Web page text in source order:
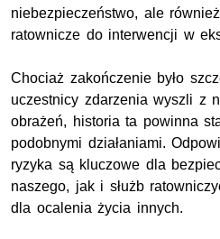
niebezpieczeństwo, ale również
ratownicze do interwencji w
Chociaż zakończenie było
uczestnicy zdarzenia wyszli z
obrażeń, historia ta powinna
podobnymi działaniami.
ryzyka są kluczowe dla
naszego, jak i służb
dla ocalenia życia innych.